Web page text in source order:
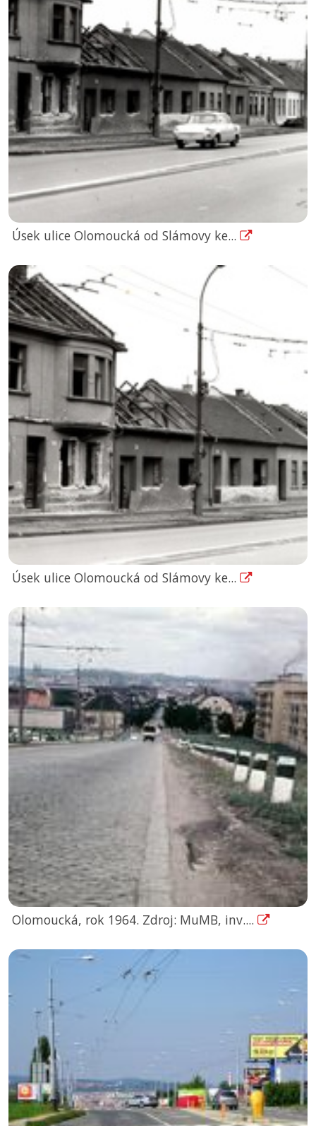
Úsek ulice Olomoucká od Slámovy ke...
Úsek ulice Olomoucká od Slámovy ke...
Olomoucká, rok 1964. Zdroj: MuMB, inv....